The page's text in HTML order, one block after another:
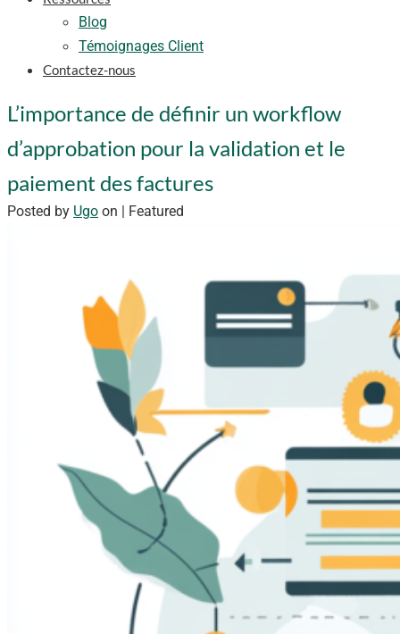
Blog
Témoignages Client
Contactez-nous
L’importance de définir un workflow
d’approbation pour la validation et le
paiement des factures
Posted by Ugo on | Featured